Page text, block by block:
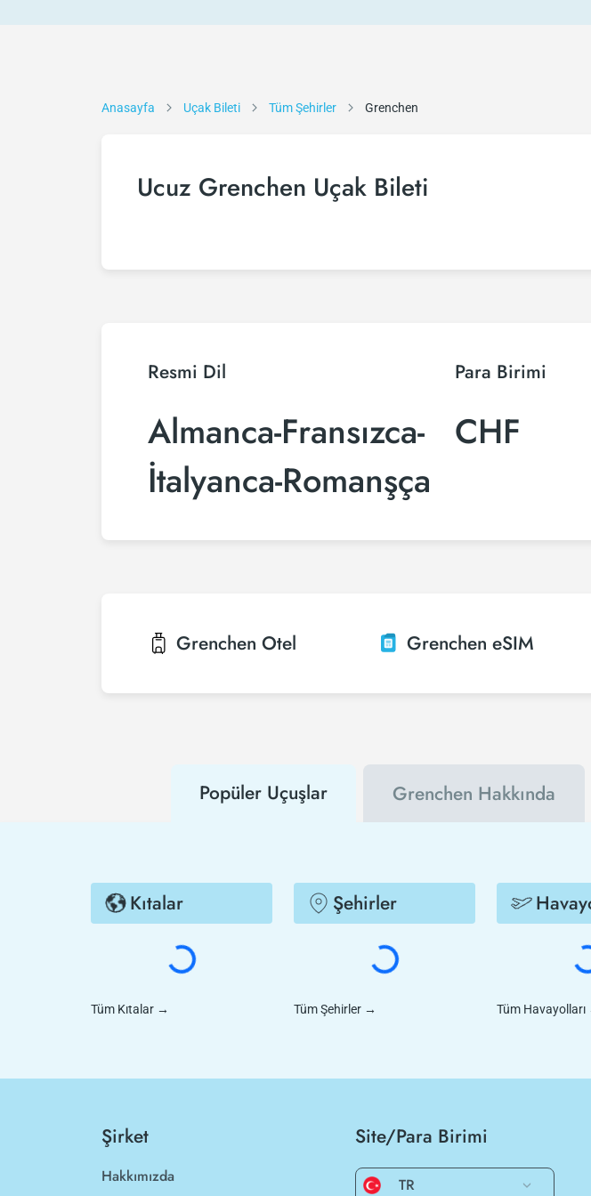
Anasayfa Uçak Bileti Tüm Şehirler Grenchen
Ucuz Grenchen Uçak Bileti
Resmi Dil
Almanca-Fransızca-
İtalyanca-Romanşça
Para Birimi
CHF
Grenchen Otel Grenchen eSIM
Popüler Uçuşlar Grenchen Hakkında
Kıtalar
Tüm Kıtalar →
Şehirler
Tüm Şehirler → Tüm Havayolları
Şirket
Hakkımızda
Site/Para Birimi
TR